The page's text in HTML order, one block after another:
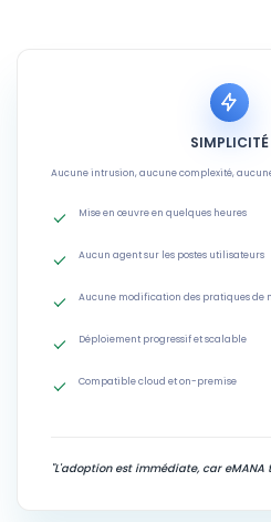
SIMPLICITÉ
Aucune intrusion, aucune complexité,
Mise en œuvre en quelques heures
Aucun agent sur les postes utilisateurs
Aucune modification des pratiques de
Déploiement progressif et scalable
Compatible cloud et on-premise
"L'adoption est immédiate, car